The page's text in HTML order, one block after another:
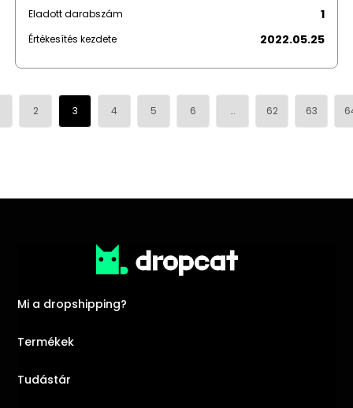
Eladott darabszám
1
Értékesítés kezdete 2022.05.25
2 3 4 5 6 … 62 63
Mi a dropshipping?
Termékek
Tudástár